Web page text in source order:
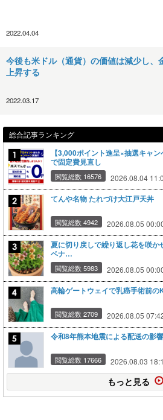
2022.04.04
今後も米ドル（通貨）の価値は減少し、
上昇する
2022.03.17
総合記事ランキング
【3,000ポイント進呈×抽選キャ
で固定費見直し
閲覧総数 16576 2026.08.04
てんや名物 たれづけ大江戸天丼
閲覧総数 4942 2026.08.05
夏に切り戻しで繰り返し花を咲
ベナ…
閲覧総数 5983 2026.08.05
高輪ゲートウェイで乳癌手術前の
閲覧総数 2709 2026.08.05
令和8年熊本地震による配送の影
閲覧総数 17666 2026.08.03
もっと見る